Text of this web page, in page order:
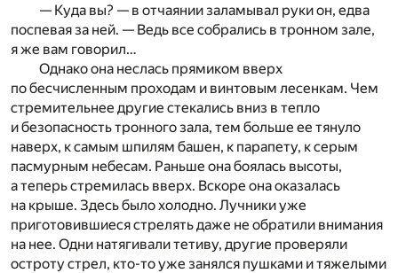
— Куда вы? — в отчаянии заламывал руки он, едва
поспевая за ней. — Ведь все собрались в тронном зале,
я же вам говорил…
Однако она неслась прямиком вверх
по бесчисленным проходам и винтовым лесенкам. Чем
стремительнее другие стекались вниз в тепло
и безопасность тронного зала, тем больше ее тянуло
наверх, к самым шпилям башен, к парапету, к серым
пасмурным небесам. Раньше она боялась высоты,
а теперь стремилась вверх. Вскоре она оказалась
на крыше. Здесь было холодно. Лучники уже
приготовившиеся стрелять даже не обратили внимания
на нее. Одни натягивали тетиву, другие проверяли
остроту стрел, кто-то уже занялся пушками и тяжелыми